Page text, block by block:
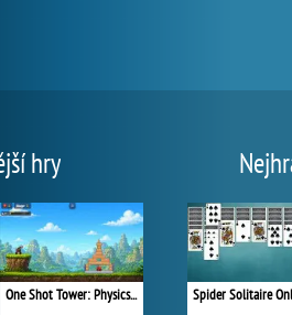
hry
One Shot Tower: Physics Destroyer Spider Solitaire